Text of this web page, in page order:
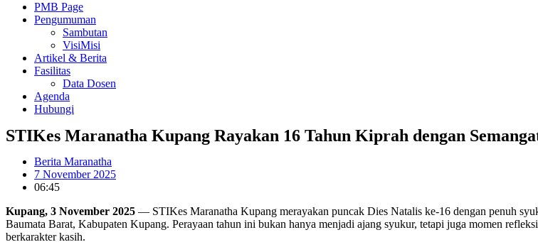
PMB Page
Pengumuman
Sambutan
VisiMisi
Artikel & Berita
Fasilitas
Data Dosen
Agenda
Hubungi
STIKes Maranatha Kupang Rayakan 16 Tahun Kiprah dengan
Berita Maranatha
7 November 2025
06:45
Kupang, 3 November 2025 — STIKes Maranatha Kupang merayakan puncak Dies Natalis ke-16 dengan penuh
Baumata Barat, Kabupaten Kupang. Perayaan tahun ini bukan hanya menjadi ajang syukur, tetapi juga momen
berkarakter kasih.